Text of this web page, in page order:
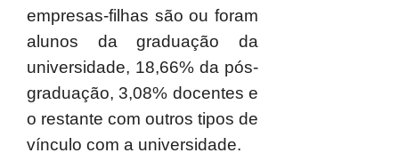
empresas-filhas são ou foram
alunos da graduação da
universidade, 18,66% da pós-
graduação, 3,08% docentes e
o restante com outros tipos de
vínculo com a universidade.